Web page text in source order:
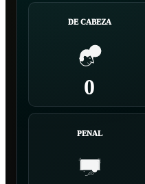
DE CABEZA
0
PENAL